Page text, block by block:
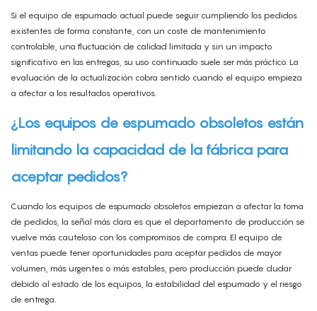
Si el equipo de espumado actual puede seguir cumpliendo los pedidos
existentes de forma constante, con un coste de mantenimiento
controlable, una fluctuación de calidad limitada y sin un impacto
significativo en las entregas, su uso continuado suele ser más práctico. La
evaluación de la actualización cobra sentido cuando el equipo empieza
a afectar a los resultados operativos.
¿Los equipos de espumado obsoletos están
limitando la capacidad de la fábrica para
aceptar pedidos?
Cuando los equipos de espumado obsoletos empiezan a afectar la toma
de pedidos, la señal más clara es que el departamento de producción se
vuelve más cauteloso con los compromisos de compra. El equipo de
ventas puede tener oportunidades para aceptar pedidos de mayor
volumen, más urgentes o más estables, pero producción puede dudar
debido al estado de los equipos, la estabilidad del espumado y el riesgo
de entrega.